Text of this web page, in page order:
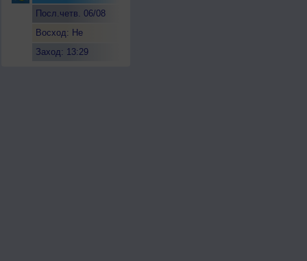
Посл.четв. 06/08
Восход: Не
Заход: 13:29